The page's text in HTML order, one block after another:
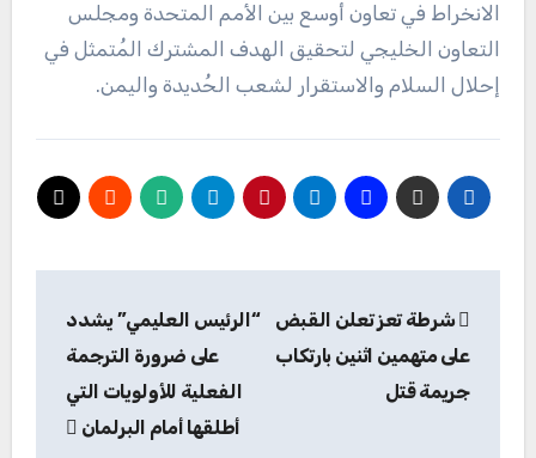
الانخراط في تعاون أوسع بين الأمم المتحدة ومجلس
التعاون الخليجي لتحقيق الهدف المشترك المُتمثل في
إحلال السلام والاستقرار لشعب الحُديدة واليمن.
المقالات
شرطة تعز تعلن القبض
على متهمين اثنين بارتكاب
جريمة قتل
“الرئيس العليمي” يشدد
على ضرورة الترجمة
الفعلية للأولويات التي
أطلقها أمام البرلمان